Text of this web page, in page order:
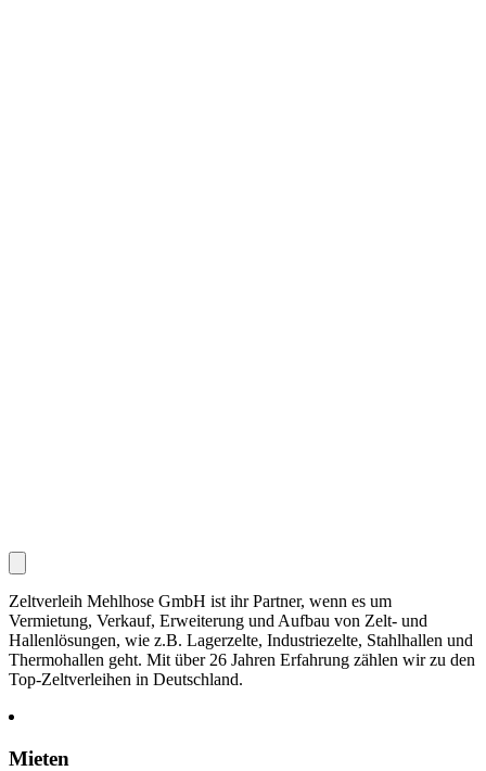
Zeltverleih Mehlhose GmbH ist ihr Partner, wenn es um
Vermietung, Verkauf, Erweiterung und Aufbau von Zelt- und
Hallenlösungen, wie z.B. Lagerzelte, Industriezelte, Stahlhallen und
Thermohallen geht. Mit über 26 Jahren Erfahrung zählen wir zu den
Top-Zeltverleihen in Deutschland.
Mieten